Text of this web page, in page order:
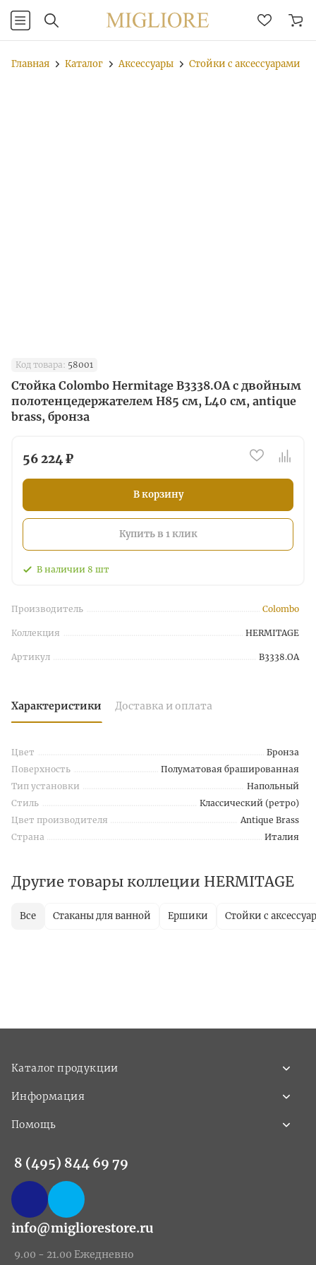
Главная Каталог Аксессуары Стойки с аксессуарами
Код товара: 58001
Стойка Colombo Hermitage B3338.OA с двойным
полотенцедержателем H85 см, L40 см, antique
brass, бронза
56 224 ₽
В корзину
Купить в 1 клик
В наличии 8 шт
Производитель Colombo
Коллекция HERMITAGE
Артикул B3338.OA
Характеристики Доставка и оплата
Цвет
Бронза
Поверхность
Полуматовая брашированная
Тип установки
Напольный
Стиль
Классический (ретро)
Цвет производителя
Antique Brass
Страна
Италия
Другие товары коллеции HERMITAGE
Все Стаканы для ванной Ершики Стойки с
Каталог продукции
Информация
Помощь
8 (495) 844 69 79
info@migliorestore.ru
9.00 - 21.00 Ежедневно